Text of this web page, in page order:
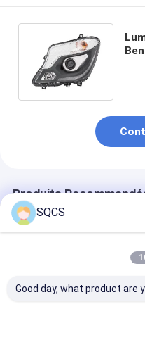
Produits
SQCS
Good day, what product are